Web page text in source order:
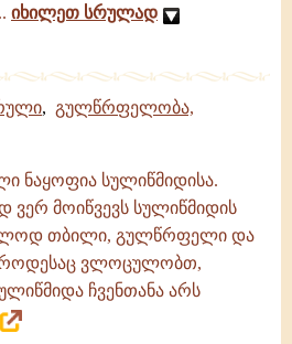
იხილეთ სრულად
, გულწრფელობა,
ნაყოფია სულიწმიდისა.
ვერ მოიწვევს სულიწმიდის
თბილი, გულწრფელი და
ვლოცულობთ,
ჩვენთანა არს